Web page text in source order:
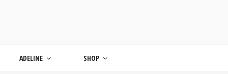
ADELINE SHOP